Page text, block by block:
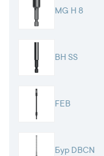
MG H 8
BH SS
FEB
Бур DBCN